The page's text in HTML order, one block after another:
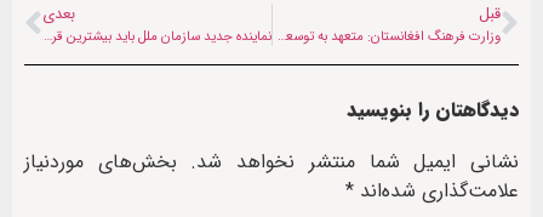
قبل
وزارت فرهنگ افغانستان: متعهد به توسعه همه زبان‌ها هستیم
بعدی
نماینده جدید سازمان ملل باید بیشترین قرابت را با افغانستان داشته باشد
دیدگاهتان را بنویسید
نشانی ایمیل شما منتشر نخواهد شد. بخش‌های موردنیاز
علامت‌گذاری شده‌اند *